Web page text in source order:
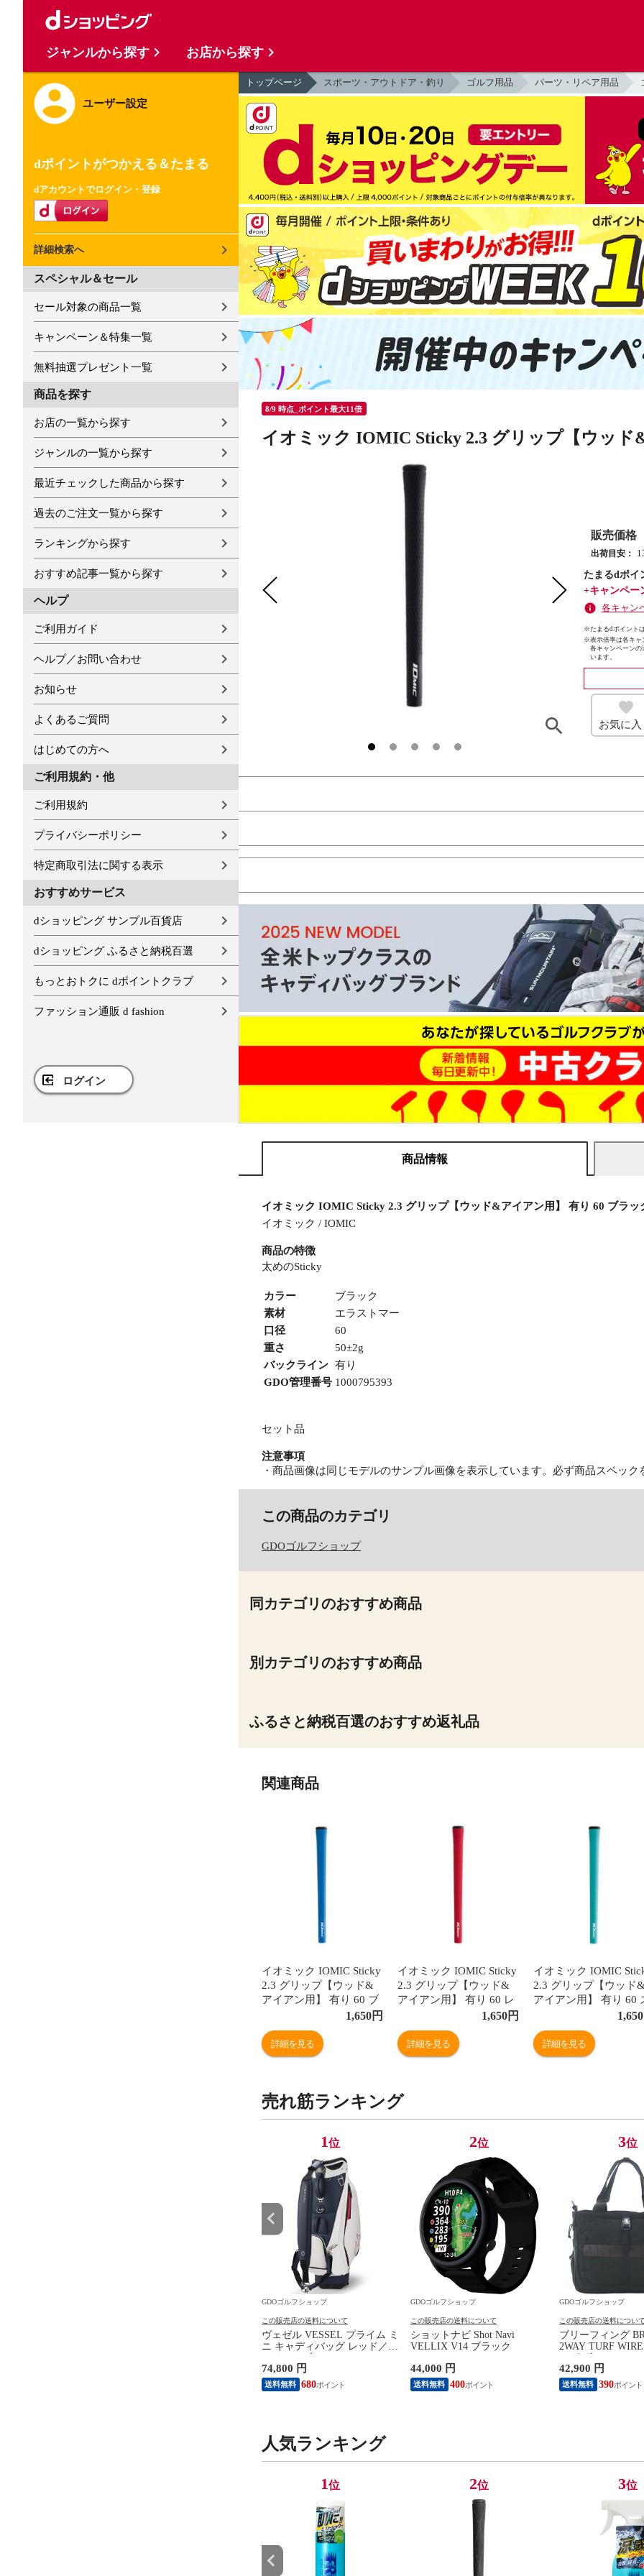
ユーザー設定
dポイントがつかえる＆たまる
dアカウントでログイン・登録
詳細検索へ
スペシャル＆セール
セール対象の商品一覧
キャンペーン＆特集一覧
無料抽選プレゼント一覧
商品を探す
お店の一覧から探す
ジャンルの一覧から探す
最近チェックした商品から探す
過去のご注文一覧から探す
ランキングから探す
おすすめ記事一覧から探す
ヘルプ
ご利用ガイド
ヘルプ／お問い合わせ
お知らせ
よくあるご質問
はじめての方へ
ご利用規約・他
ご利用規約
プライバシーポリシー
特定商取引法に関する表示
おすすめサービス
dショッピング サンプル百貨店
dショッピング ふるさと納税百選
もっとおトクに dポイントクラブ
ファッション通販 d fashion
ログイン
トップページ スポーツ・アウトドア・釣り ゴルフ用品 パーツ・リペア用品
8/9 時点_ポイント最大11倍
イオミック IOMIC Sticky 2.3 グリップ【ウッド
販売価格
出荷目安：
たまるdポイ
+キャンペー
各キャン
※たまるdポイント
※表示倍率は各キャ
各キャンペーンの
います。
お気に入
商品情報
イオミック IOMIC Sticky 2.3 グリップ【ウッド&アイアン用】 有り 60 ブラッ
イオミック / IOMIC
商品の特徴
太めのSticky
カラー
ブラック
素材
エラストマー
口径
60
重さ
50±2g
バックライン 有り
GDO管理番号 1000795393
セット品
注意事項
・商品画像は同じモデルのサンプル画像を表示しています。必ず商品スペック
この商品のカテゴリ
GDOゴルフショップ
同カテゴリのおすすめ商品
別カテゴリのおすすめ商品
ふるさと納税百選のおすすめ返礼品
関連商品
イオミック IOMIC Sticky
2.3 グリップ【ウッド&
アイアン用】 有り 60 ブ
1,650円
詳細を見る
イオミック IOMIC Sticky
2.3 グリップ【ウッド&
アイアン用】 有り 60 レ
1,650円
詳細を見る
イオミック IOMIC
2.3 グリップ【ウッド&
アイアン用】 有り 60
1,650
詳細を見る
売れ筋ランキング
1位
GDOゴルフショップ
この販売店の送料について
ヴェゼル VESSEL プライム ミ
ニ キャディバッグ レッド／ホ
74,800 円
送料無料 680
2位
GDOゴルフショップ
この販売店の送料について
ショットナビ Shot Navi
VELLIX V14 ブラック
44,000 円
送料無料 400
3位
GDOゴルフショップ
この販売店の送料について
ブリーフィング
2WAY TURF
42,900 円
送料無料 390
人気ランキング
1位 2位 3位
ジャンルから探す お店から探す